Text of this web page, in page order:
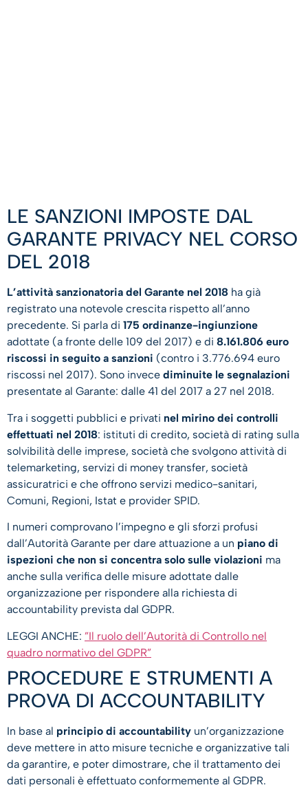
LE SANZIONI IMPOSTE DAL
GARANTE PRIVACY NEL CORSO
DEL 2018
L’attività sanzionatoria del Garante nel 2018 ha già
registrato una notevole crescita rispetto all’anno
precedente. Si parla di 175 ordinanze-ingiunzione
adottate (a fronte delle 109 del 2017) e di 8.161.806 euro
riscossi in seguito a sanzioni (contro i 3.776.694 euro
riscossi nel 2017). Sono invece diminuite le segnalazioni
presentate al Garante: dalle 41 del 2017 a 27 nel 2018.
Tra i soggetti pubblici e privati nel mirino dei controlli
effettuati nel 2018: istituti di credito, società di rating sulla
solvibilità delle imprese, società che svolgono attività di
telemarketing, servizi di money transfer, società
assicuratrici e che offrono servizi medico-sanitari,
Comuni, Regioni, Istat e provider SPID.
I numeri comprovano l’impegno e gli sforzi profusi
dall’Autorità Garante per dare attuazione a un piano di
ispezioni che non si concentra solo sulle violazioni ma
anche sulla verifica delle misure adottate dalle
organizzazione per rispondere alla richiesta di
accountability prevista dal GDPR.
LEGGI ANCHE: ”Il ruolo dell’Autorità di Controllo nel
quadro normativo del GDPR”
PROCEDURE E STRUMENTI A
PROVA DI ACCOUNTABILITY
In base al principio di accountability un’organizzazione
deve mettere in atto misure tecniche e organizzative tali
da garantire, e poter dimostrare, che il trattamento dei
dati personali è effettuato conformemente al GDPR.